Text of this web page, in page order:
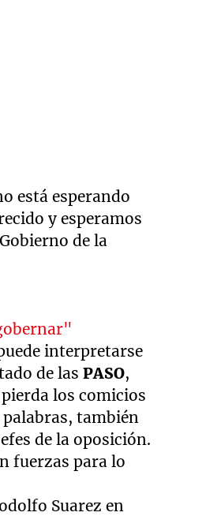
está esperando
y esperamos
de la
interpretarse
de lasPASO,
pierda los comicios
también
de la oposición.
fuerzas para lo
Suarez en